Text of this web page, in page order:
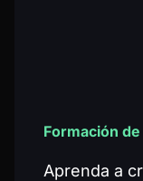
Formación
Aprenda a